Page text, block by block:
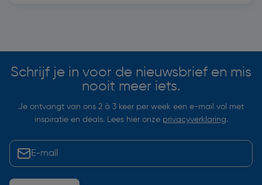
Schrijf je in voor de nieuwsbrief en mis
nooit meer iets.
Je ontvangt van ons 2 à 3 keer per week een e-mail vol met
inspiratie en deals. Lees hier onze privacyverklaring.